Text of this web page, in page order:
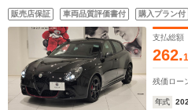
セグTV パークセンサー パド
ETC 純正18インチアルミ
販売店保証 車両品質評価書付 購入プラン付
支払総額
262.1
残価ロー
年式